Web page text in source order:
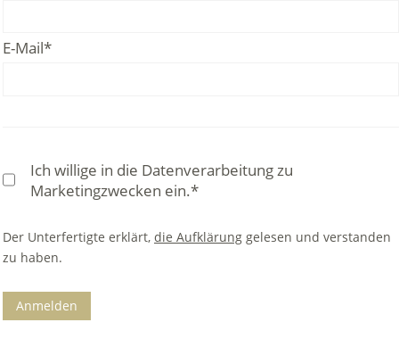
E-Mail*
Ich willige in die Datenverarbeitung zu
Marketingzwecken ein.*
Der Unterfertigte erklärt, die Aufklärung gelesen und verstanden
zu haben.
Anmelden